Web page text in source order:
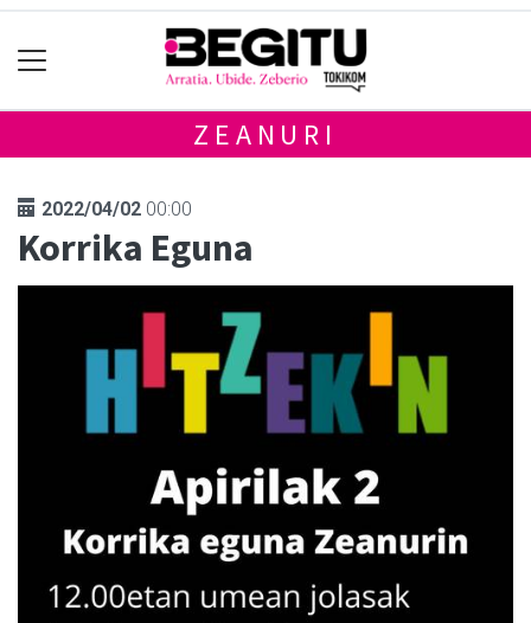
ZEANURI
2022/04/02 00:00
Korrika Eguna